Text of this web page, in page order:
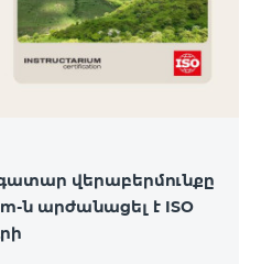
վերաբերմունքը
ն արժանացել է ISO